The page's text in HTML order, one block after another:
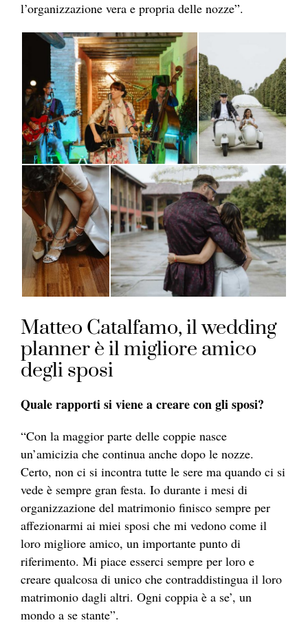
l’organizzazione vera e propria delle nozze”.
Matteo Catalfamo, il wedding
planner è il migliore amico
degli sposi
Quale rapporti si viene a creare con gli sposi?
“Con la maggior parte delle coppie nasce
un’amicizia che continua anche dopo le nozze.
Certo, non ci si incontra tutte le sere ma quando ci si
vede è sempre gran festa. Io durante i mesi di
organizzazione del matrimonio finisco sempre per
affezionarmi ai miei sposi che mi vedono come il
loro migliore amico, un importante punto di
riferimento. Mi piace esserci sempre per loro e
creare qualcosa di unico che contraddistingua il loro
matrimonio dagli altri. Ogni coppia è a se’, un
mondo a se stante”.